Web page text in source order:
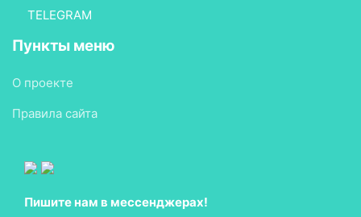
TELEGRAM
Пункты меню
О проекте
Правила сайта
Пишите нам в мессенджерах!